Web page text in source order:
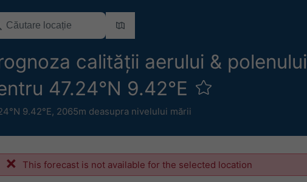
calității aerului & polenului
47.24°N 9.42°E
9.42°E, 2065m deasupra nivelului mării
This forecast is not available for the selected location